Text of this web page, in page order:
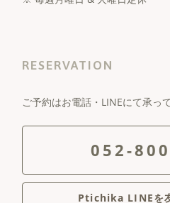
RESERVATION
ご予約はお電話・LINEにて承っ
052-
Ptichika LINEを